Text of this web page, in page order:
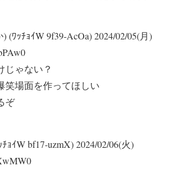
(ﾜｯﾁｮｲW 9f39-AcOa)2024/02/05(月)
じゃない？
笑場面を作ってほしい
ぞ
ｮｲW bf17-uzmX)2024/02/06(火)